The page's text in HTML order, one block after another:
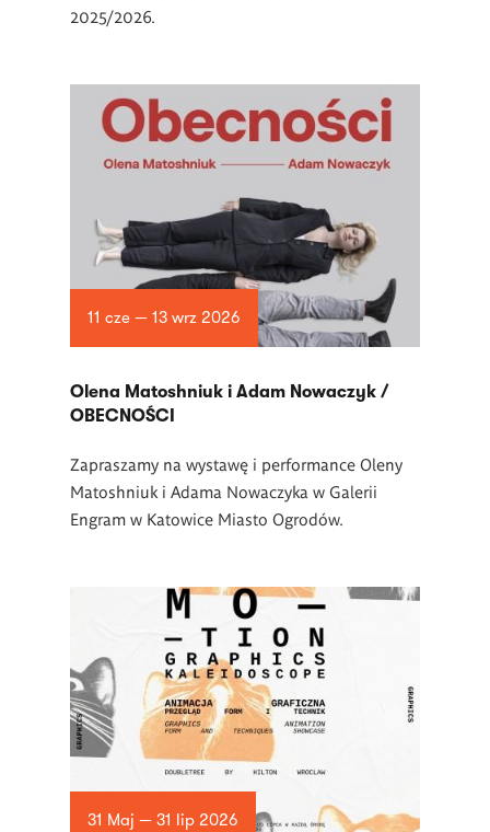
2025/2026.
11 cze — 13 wrz 2026
Olena Matoshniuk i Adam Nowaczyk /
OBECNOŚCI
Zapraszamy na wystawę i performance Oleny
Matoshniuk i Adama Nowaczyka w Galerii
Engram w Katowice Miasto Ogrodów.
31 Maj — 31 lip 2026